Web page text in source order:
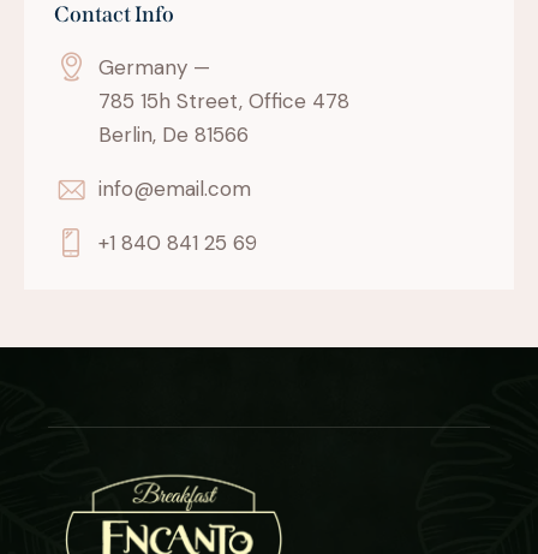
Contact Info
Germany —
785 15h Street, Office 478
Berlin, De 81566
info@email.com
+1 840 841 25 69